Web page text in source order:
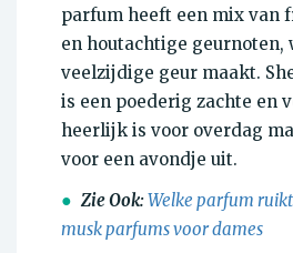
parfum heeft een mix van
en houtachtige geurnoten,
veelzijdige geur maakt.
is een poederig zachte en
heerlijk is voor overdag
voor een avondje uit.
● Zie Ook:Welke parfum
musk parfums voor dames